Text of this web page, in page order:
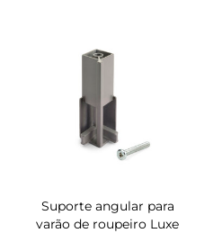
Suporte angular para
varão de roupeiro Luxe